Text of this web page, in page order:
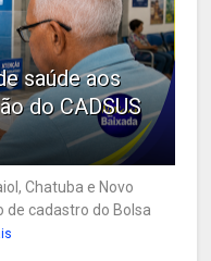
saúde aos
do CADSUS
Chatuba e Novo
de cadastro do Bolsa